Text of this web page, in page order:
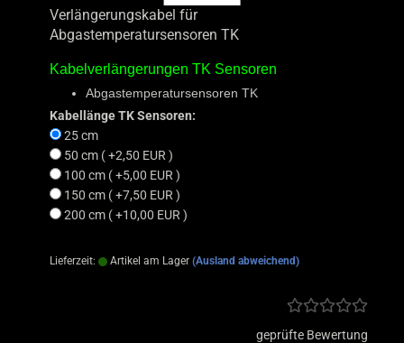
Verlängerungskabel für
Abgastemperatursensoren TK
Kabelverlängerungen TK Sensoren
Abgastemperatursensoren TK
Kabellänge TK Sensoren:
25 cm
50 cm ( +2,50 EUR )
100 cm ( +5,00 EUR )
150 cm ( +7,50 EUR )
200 cm ( +10,00 EUR )
Lieferzeit: Artikel am Lager (Ausland abweichend)
geprüfte Bewertung